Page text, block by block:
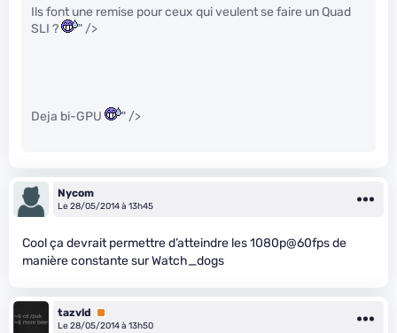
Ils font une remise pour ceux qui veulent se faire un Quad
SLI ?
" />
Deja bi-GPU " />
Nycom
Le 28/05/2014 à 13h45
Cool ça devrait permettre d’atteindre les 1080p@60fps de
manière constante sur Watch_dogs
tazvld
Premium
Le 28/05/2014 à 13h50